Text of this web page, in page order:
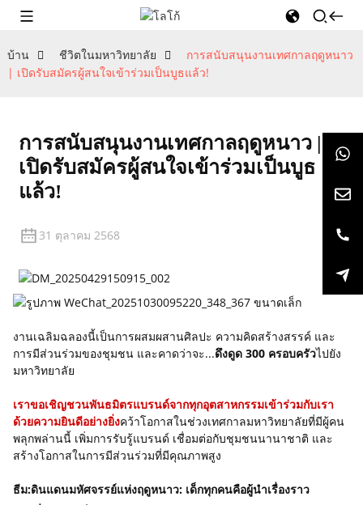
บ้าน ชีวิตในมหาวิทยาลัย
การสนับสนุนงานเทศกาลฤดูหนาว
| เปิดรับสมัครผู้สนใจเข้าร่วมเป็นบูธแล้ว!
การสนับสนุนงานเทศกาลฤดูหนาว |
เปิดรับสมัครผู้สนใจเข้าร่วมเป็นบูธ
แล้ว!
31 ตุลาคม 2568
งานเฉลิมฉลองนี้เป็นการผสมผสานศิลปะ ความคิดสร้างสรรค์ และ
การมีส่วนร่วมของชุมชน และคาดว่าจะ...ดึงดูด 300 ครอบครัวไปยัง
มหาวิทยาลัย
เราขอเชิญชวนพันธมิตรแบรนด์จากทุกอุตสาหกรรมเข้าร่วมกับเรา
ด้วยความยินดีอย่างยิ่งคว้าโอกาสในช่วงเทศกาลมหาวิทยาลัยที่มีผู้คน
พลุกพล่านนี้ เพิ่มการรับรู้แบรนด์ เชื่อมต่อกับชุมชนนานาชาติ และ
สร้างโอกาสในการมีส่วนร่วมที่มีคุณภาพสูง
ธีม:ดินแดนมหัศจรรย์แห่งฤดูหนาว: เด็กทุกคนคือผู้นำเรื่องราว